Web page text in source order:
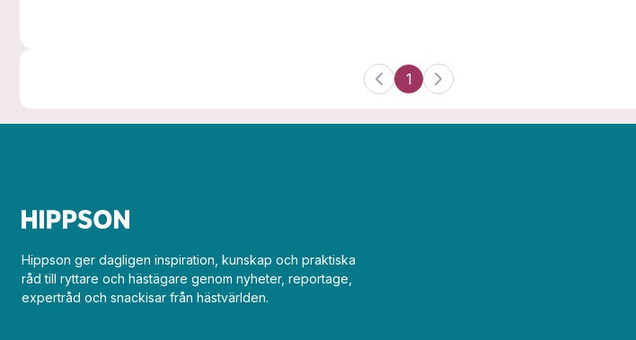
1
Hippson ger dagligen inspiration, kunskap och praktiska
råd till ryttare och hästägare genom nyheter, reportage,
expertråd och snackisar från hästvärlden.